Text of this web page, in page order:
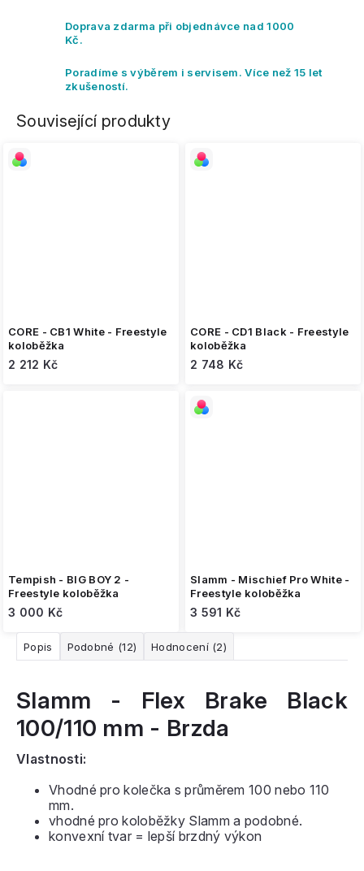
Doprava zdarma při objednávce nad 1000
Kč.
Poradíme s výběrem i servisem. Více než 15 let
zkušeností.
Související produkty
CORE - CB1 White - Freestyle
koloběžka
2 212 Kč
CORE - CD1 Black - Freestyle
koloběžka
2 748 Kč
Tempish - BIG BOY 2 -
Freestyle koloběžka
3 000 Kč
Slamm - Mischief Pro White -
Freestyle koloběžka
3 591 Kč
Popis Podobné (12) Hodnocení (2)
Slamm - Flex Brake Black
100/110 mm - Brzda
Vlastnosti:
Vhodné pro kolečka s průměrem 100 nebo 110
mm.
vhodné pro koloběžky Slamm a podobné.
konvexní tvar = lepší brzdný výkon